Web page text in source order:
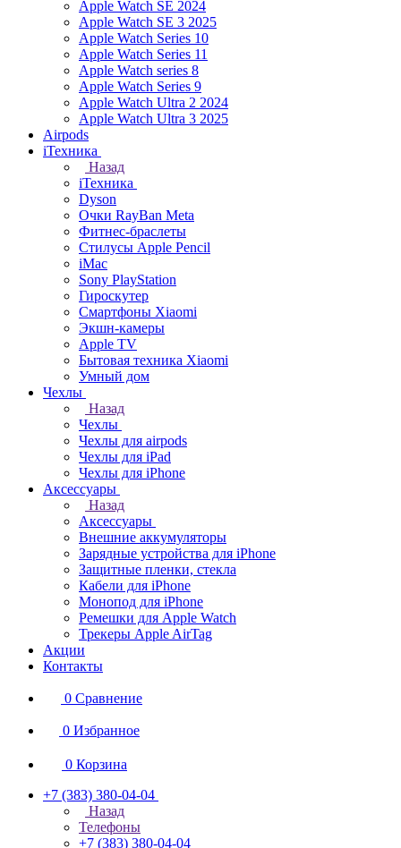
Apple Watch SE 2024
Apple Watch SE 3 2025
Apple Watch Series 10
Apple Watch Series 11
Apple Watch series 8
Apple Watch Series 9
Apple Watch Ultra 2 2024
Apple Watch Ultra 3 2025
Airpods
iТехника
Назад
iТехника
Dyson
Очки RayBan Meta
Фитнес-браслеты
Стилусы Apple Pencil
iMac
Sony PlayStation
Гироскутер
Смартфоны Xiaomi
Экшн-камеры
Apple TV
Бытовая техника Xiaomi
Умный дом
Чехлы
Назад
Чехлы
Чехлы для airpods
Чехлы для iPad
Чехлы для iPhone
Аксессуары
Назад
Аксессуары
Внешние аккумуляторы
Зарядные устройства для iPhone
Защитные пленки, стекла
Кабели для iPhone
Монопод для iPhone
Ремешки для Apple Watch
Трекеры Apple AirTag
Акции
Контакты
0 Сравнение
0 Избранное
0 Корзина
+7 (383) 380-04-04
Назад
Телефоны
+7 (383) 380-04-04